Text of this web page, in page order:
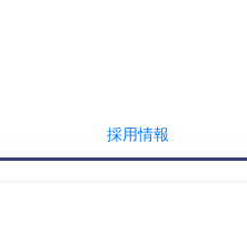
採用情報